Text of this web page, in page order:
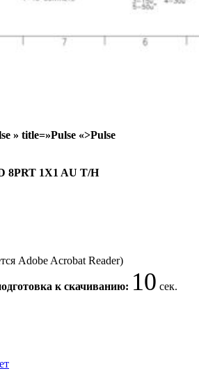
» title=»Pulse «>Pulse
8PRT 1X1 AU T/H
Adobe Acrobat Reader)
к скачиванию: 10 сек.